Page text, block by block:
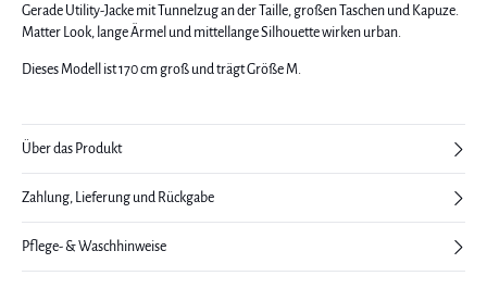
Gerade Utility-Jacke mit Tunnelzug an der Taille, großen Taschen und Kapuze.
Matter Look, lange Ärmel und mittellange Silhouette wirken urban.
Dieses Modell ist 170 cm groß und trägt Größe M.
Über das Produkt
Zahlung, Lieferung und Rückgabe
Pflege- & Waschhinweise